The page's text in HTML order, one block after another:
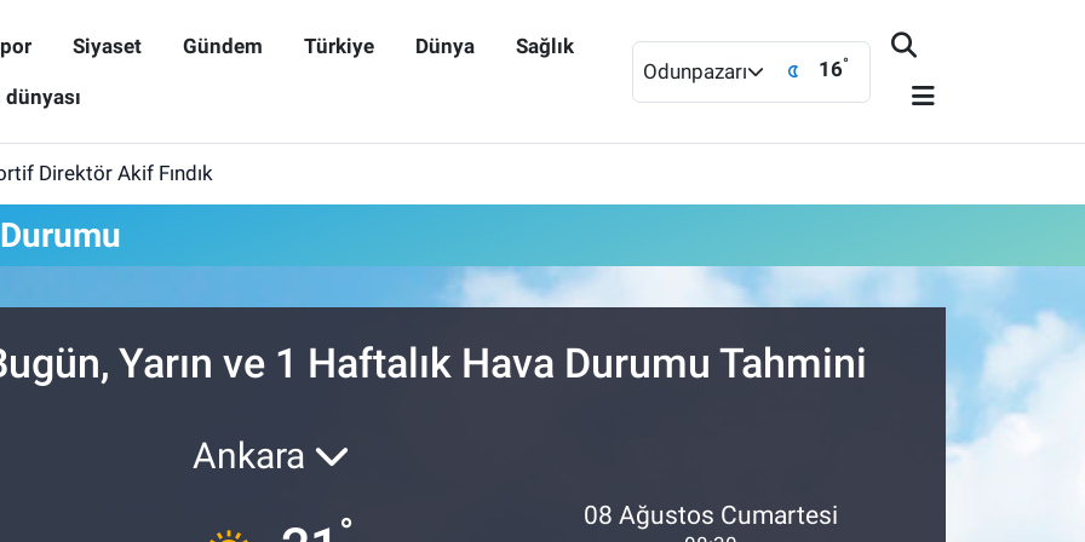
Siyaset Gündem Türkiye Dünya Sağlık
Odunpazarı 16°
Direktör Akif Fındık
Yarın ve 1 Haftalık Hava Durumu Tahmini
Ankara
° 08 Ağustos Cumartesi